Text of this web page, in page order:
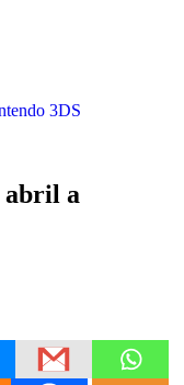
3DS
abril a